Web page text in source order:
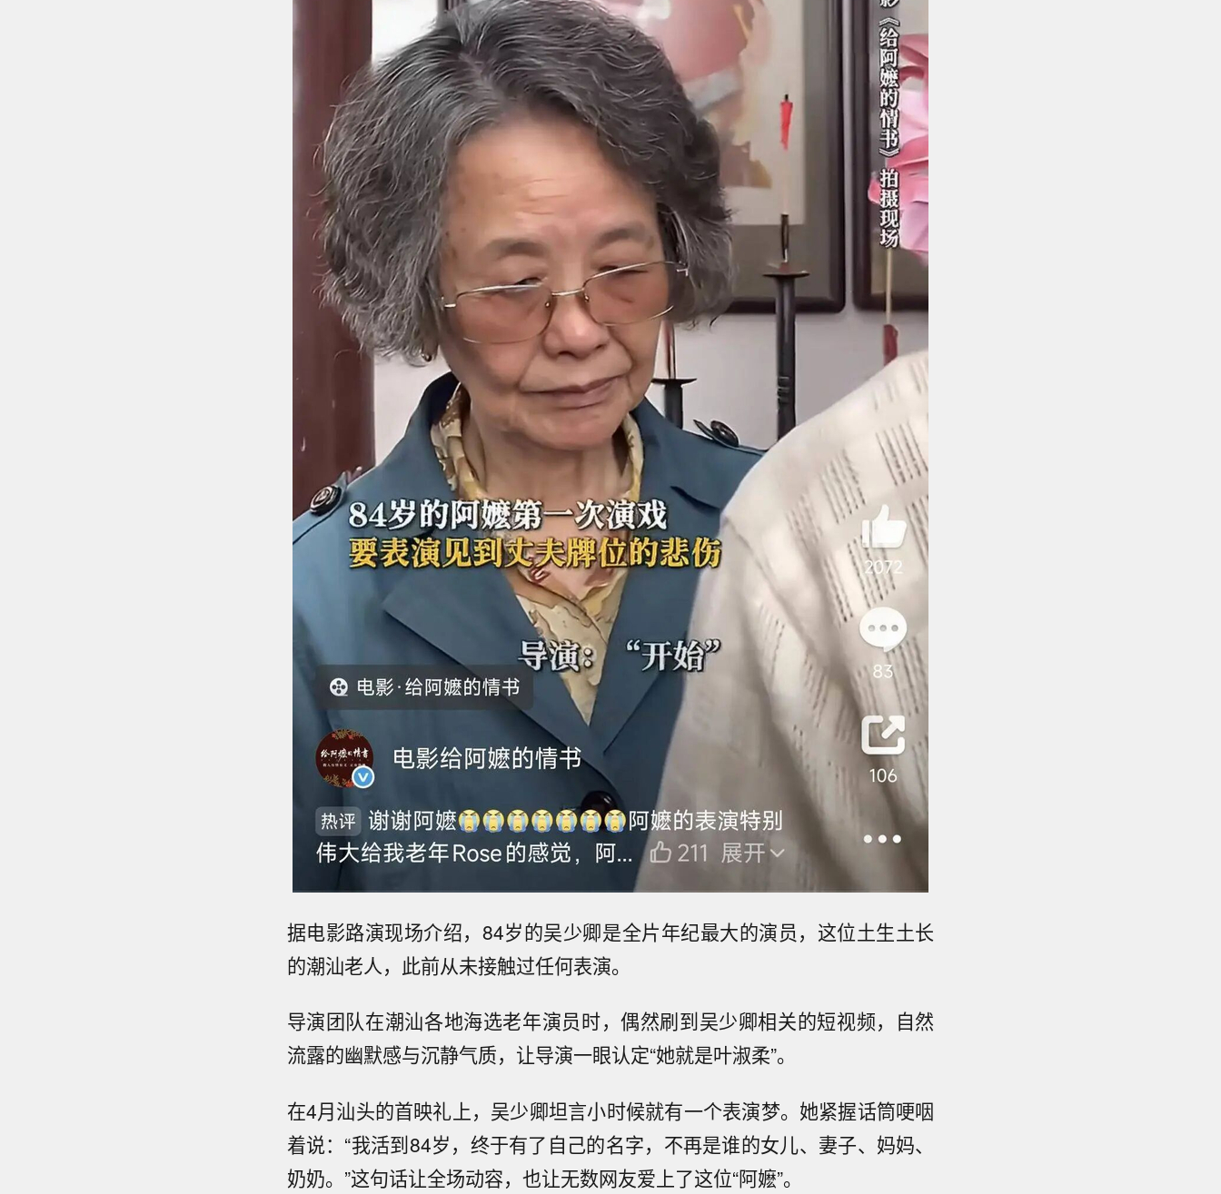
据电影路演现场介绍，84岁的吴少卿是全片年纪最大的演员，这位土生土长
的潮汕老人，此前从未接触过任何表演。
导演团队在潮汕各地海选老年演员时，偶然刷到吴少卿相关的短视频，自然
流露的幽默感与沉静气质，让导演一眼认定“她就是叶淑柔”。
在4月汕头的首映礼上，吴少卿坦言小时候就有一个表演梦。她紧握话筒哽咽
着说：“我活到84岁，终于有了自己的名字，不再是谁的女儿、妻子、妈妈、
奶奶。”这句话让全场动容，也让无数网友爱上了这位“阿嬷”。